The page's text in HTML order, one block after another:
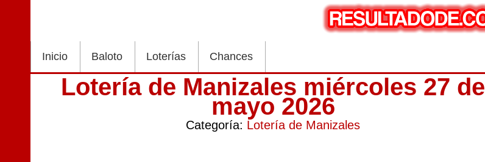
Inicio Baloto Loterías Chances
Lotería de Manizales miércoles 27 de
mayo 2026
Categoría: Lotería de Manizales